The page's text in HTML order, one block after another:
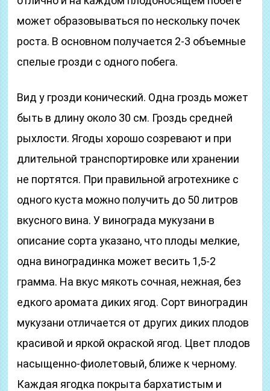
может образовываться по нескольку почек
роста. В основном получается 2-3 объемные
спелые грозди с одного побега.
Вид у грозди конический. Одна гроздь может
быть в длину около 30 см. Гроздь средней
рыхлости. Ягоды хорошо созревают и при
длительной транспортировке или хранении
не портятся. При правильной агротехнике с
одного куста можно получить до 50 литров
вкусного вина. У винограда мукузани в
описание сорта указано, что плоды мелкие,
одна виноградинка может весить 1,5-2
грамма. На вкус мякоть сочная, нежная, без
едкого аромата диких ягод. Сорт виноградин
мукузани отличается от других диких плодов
красивой и яркой окраской ягод. Цвет плодов
насыщенно-фиолетовый, ближе к черному.
Каждая ягодка покрыта бархатистым и